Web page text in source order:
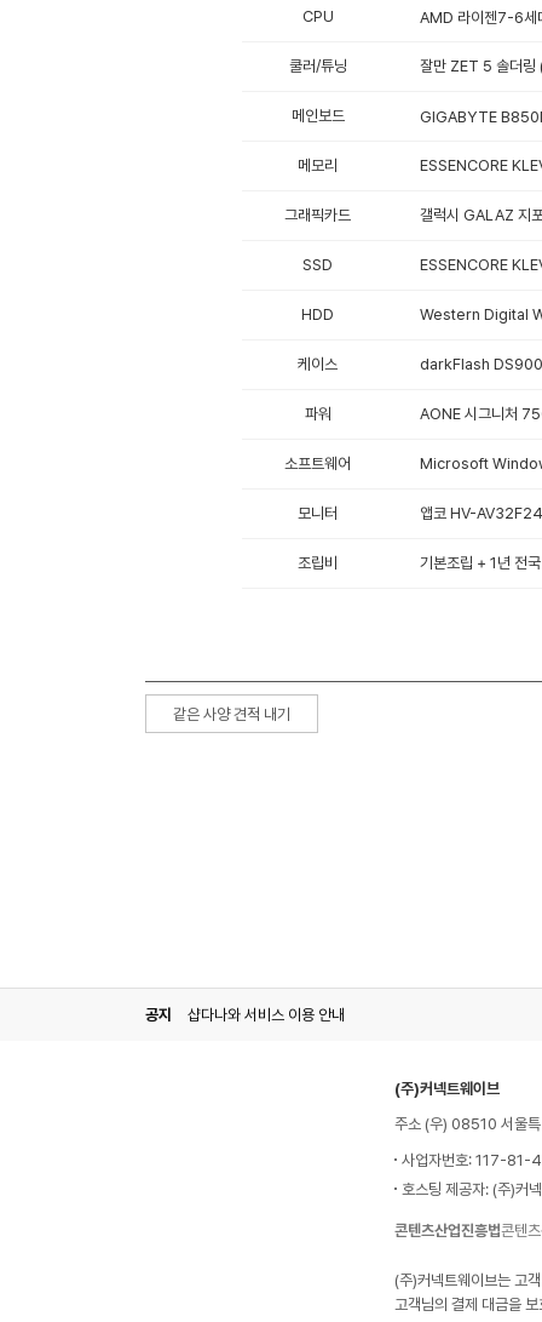
CPU AMD 라이젠7-6세
쿨러/튜닝 잘만 ZET 5 솔더링
메인보드 GIGABYTE
메모리 ESSENCORE
그래픽카드 갤럭시 GALAZ 지
SSD ESSENCORE
HDD Western Digital
케이스 darkFlash DS900
파워 AONE 시그니처
소프트웨어 Microsoft
모니터 앱코 HV-
조립비 기본조립 + 1년 전
같은 사양 견적 내기
공지 샵다나와 서비스 이용 안내
(주)커넥트웨이브
주소 (우) 08510 서울
사업자번호: 117-81-
호스팅 제공자: (주)커
콘텐츠산업진흥법콘텐
(주)커넥트웨이브는 고
고객님의 결제 대금을